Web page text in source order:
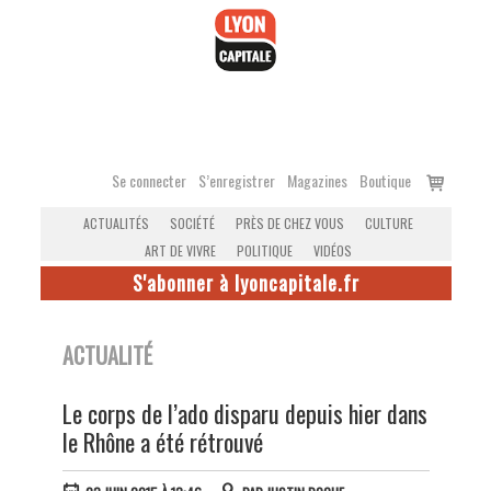
Se connecter S’enregistrer Magazines Boutique
Voir
ACTUALITÉS SOCIÉTÉ PRÈS DE CHEZ VOUS
CULTURE
ART DE VIVRE
POLITIQUE VIDÉOS
S'abonner à lyoncapitale.fr
ACTUALITÉ
Le corps de l’ado disparu depuis hier dans
le Rhône a été rétrouvé